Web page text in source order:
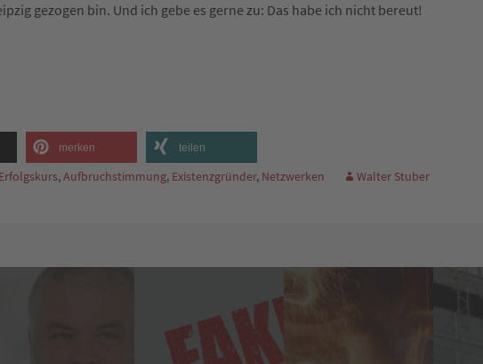
gezogen bin. Und ich gebe es gerne zu: Das habe ich nicht bereut!
merken teilen
,Aufbruchstimmung, Existenzgründer, Netzwerken
Walter Stuber